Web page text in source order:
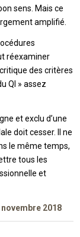
sens. Mais ce
amplifié.
réexaminer
des critères
QI » assez
et exclu d’une
doit cesser. Il ne
le même temps,
tous les
et
novembre 2018